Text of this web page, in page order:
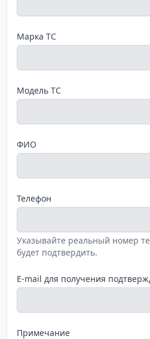
Марка ТС
Модель ТС
ФИО
Телефон
Указывайте реальный номер
будет подтвердить.
E-mail для получения
Примечание